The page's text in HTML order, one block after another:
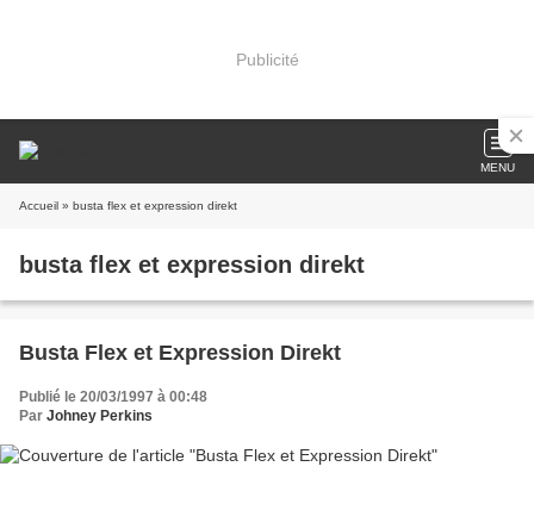
Publicité
MENU
Accueil » busta flex et expression direkt
busta flex et expression direkt
Busta Flex et Expression Direkt
Publié le 20/03/1997 à 00:48
Par Johney Perkins